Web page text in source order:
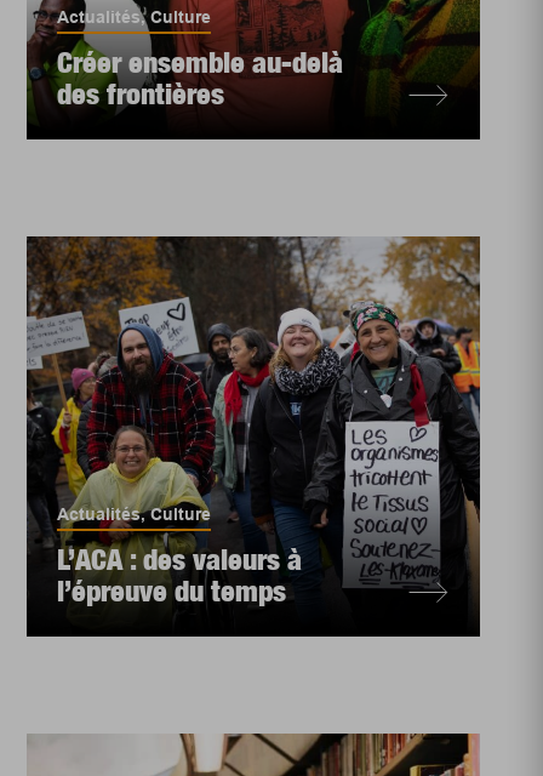
Actualités,Culture
Créer ensemble au-delà
des frontières
Actualités,Culture
L’ACA : des valeurs à
l’épreuve du temps